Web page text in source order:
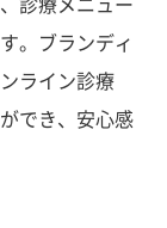
診療メニュー
。ブランディ
ライン診療
でき、安心感